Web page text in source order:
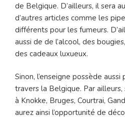
de Belgique. D’ailleurs, il sera
d’autres articles comme les
différents pour les fumeurs.
aussi de de l’alcool, des
des cadeaux luxueux.
Sinon, l’enseigne possède
travers la Belgique. Par
à Knokke, Bruges, Courtrai,
aurez ainsi l’opportunité de